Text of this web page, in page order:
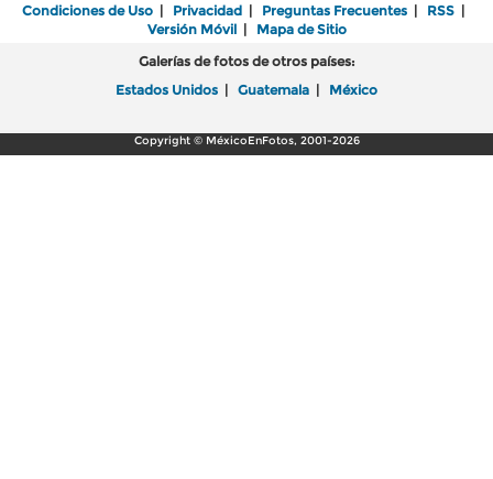
Condiciones de Uso | Privacidad | Preguntas Frecuentes | RSS |
Versión Móvil| Mapa de Sitio
Galerías de fotos de otros países:
Estados Unidos | Guatemala | México
Copyright © MéxicoEnFotos, 2001-2026